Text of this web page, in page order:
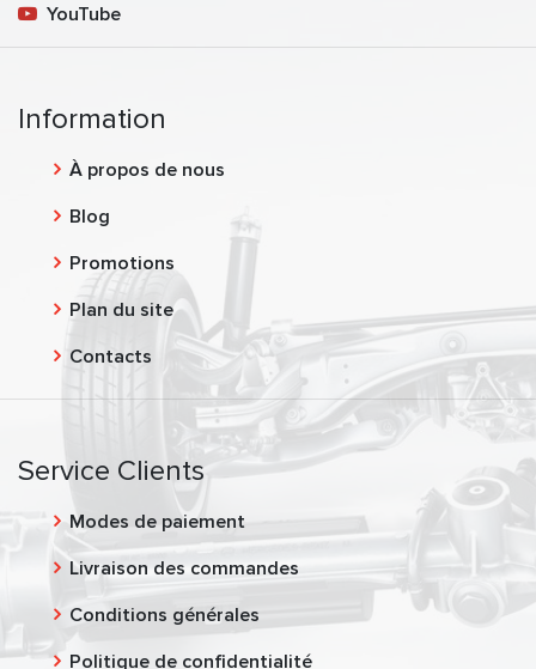
YouTube
Information
À propos de nous
Blog
Promotions
Plan du site
Contacts
Service Clients
Modes de paiement
Livraison des commandes
Conditions générales
Politique de confidentialité